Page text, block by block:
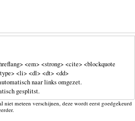
<em> <strong> <cite> <blockquote
<li> <dl> <dt> <dd>
naar links omgezet.
gesplitst.
niet meteen verschijnen, deze wordt eerst goedgekeurd